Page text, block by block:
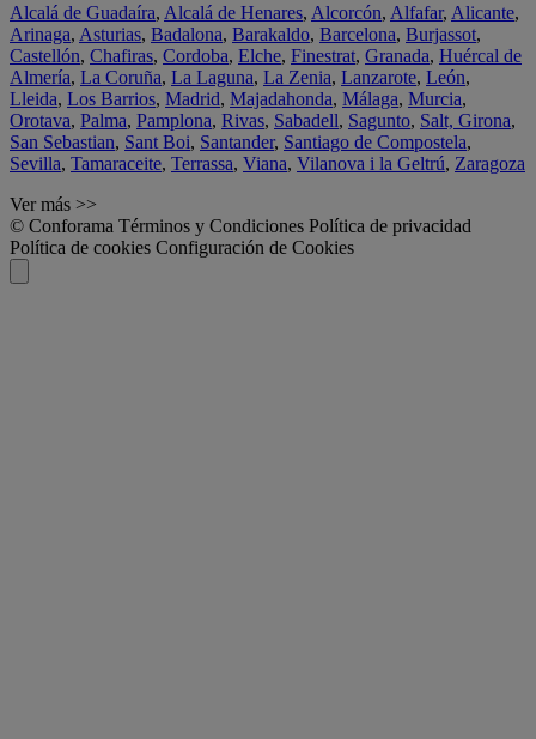
Alcalá de Guadaíra, Alcalá de Henares, Alcorcón, Alfafar, Alicante,
Arinaga, Asturias, Badalona, Barakaldo, Barcelona, Burjassot,
Castellón, Chafiras, Cordoba, Elche, Finestrat, Granada, Huércal de
Almería, La Coruña, La Laguna, La Zenia, Lanzarote, León,
Lleida, Los Barrios, Madrid, Majadahonda, Málaga, Murcia,
Orotava, Palma, Pamplona, Rivas, Sabadell, Sagunto, Salt, Girona,
San Sebastian, Sant Boi, Santander, Santiago de Compostela,
Sevilla, Tamaraceite, Terrassa, Viana, Vilanova i la Geltrú, Zaragoza
Ver más >>
© Conforama Términos y Condiciones Política de privacidad
Política de cookies Configuración de Cookies